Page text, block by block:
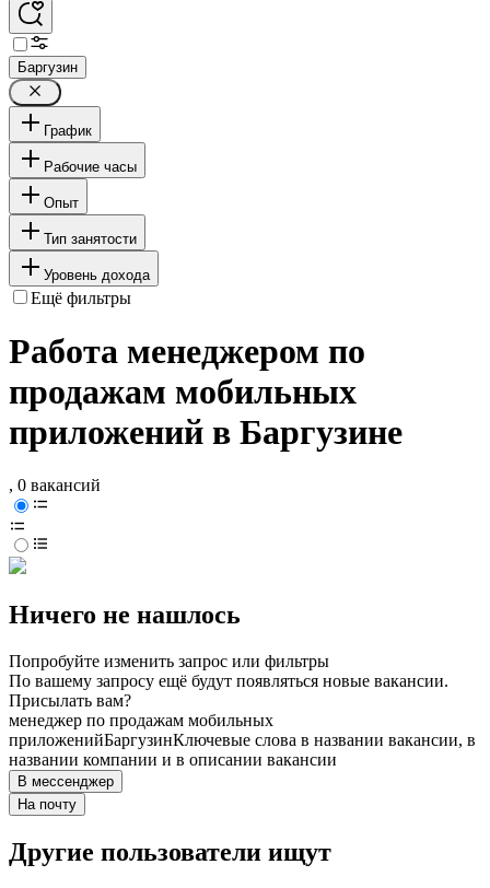
Баргузин
График
Рабочие часы
Опыт
Тип занятости
Уровень дохода
Ещё фильтры
Работа менеджером по
продажам мобильных
приложений в Баргузине
, 0 вакансий
Ничего не нашлось
Попробуйте изменить запрос или фильтры
По вашему запросу ещё будут появляться новые вакансии.
Присылать вам?
менеджер по продажам мобильных
приложенийБаргузинКлючевые слова в названии вакансии, в
названии компании и в описании вакансии
В мессенджер
На почту
Другие пользователи ищут